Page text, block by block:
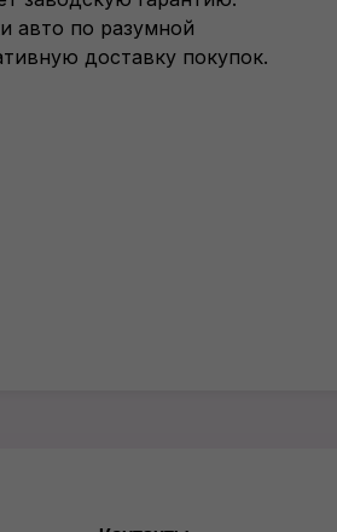
авто по разумной
доставку покупок.